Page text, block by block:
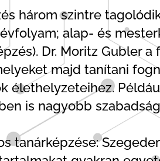
három szintre
alap- és
Dr. Moritz Gubler a
majd tanítani
élethelyzeteihez.
is nagyobb
tanárképzése: